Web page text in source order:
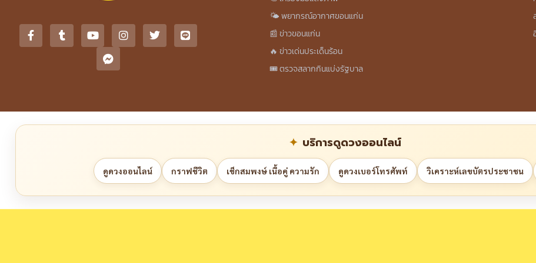
🌤️ พยากรณ์อากาศขอนแก่น
📰 ข่าวขอนแก่น
🔥 ข่าวเด่นประเด็นร้อน
🎟️ ตรวจสลากกินแบ่งรัฐบาล
บริการดูดวงออนไลน์
ดูดวงออนไลน์ กราฟชีวิต เช็กสมพงษ์ เนื้อคู่ ความรัก ดูดวงเบอร์โทรศัพท์ วิเคราะห์เลขบัตรประชาชน